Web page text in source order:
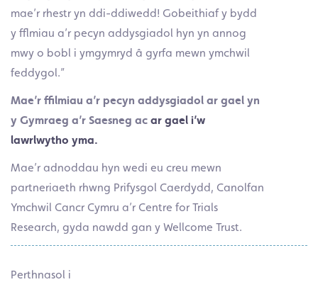
mae’r rhestr yn ddi-ddiwedd! Gobeithiaf y bydd
y fflmiau a’r pecyn addysgiadol hyn yn annog
mwy o bobl i ymgymryd â gyrfa mewn ymchwil
feddygol.”
Mae’r ffilmiau a’r pecyn addysgiadol ar gael yn
y Gymraeg a’r Saesneg ac ar gael i’w
lawrlwytho yma.
Mae’r adnoddau hyn wedi eu creu mewn
partneriaeth rhwng Prifysgol Caerdydd, Canolfan
Ymchwil Cancr Cymru a’r Centre for Trials
Research, gyda nawdd gan y Wellcome Trust.
Perthnasol i